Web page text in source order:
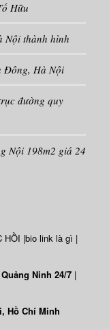
Hữu
Nội thành hình
Đông, Hà Nội
đường quy
Nội 198m2 giá 24
HỒI |bio link là gì |
Ninh 24/7 |
Hồ Chí Minh